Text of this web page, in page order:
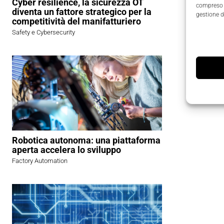
gestione
Cyber resilience, la sicurezza OT
diventa un fattore strategico per la
competitività del manifatturiero
Safety e Cybersecurity
Robotica autonoma: una piattaforma
aperta accelera lo sviluppo
Factory Automation
che sia
delle